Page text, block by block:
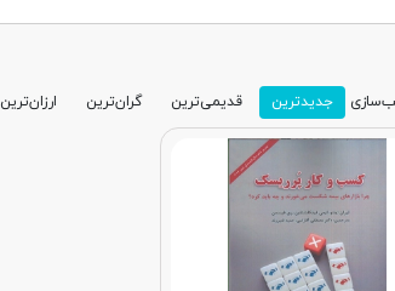
جدیدترین قدیمی‌ترین گران‌ترین ارزان‌ترین